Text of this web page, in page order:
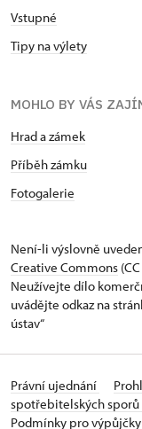
Vstupné
Tipy na výlety
MOHLO BY VÁS
Hrad a zámek
Příběh zámku
Fotogalerie
Není-li výslovně
Creative Commons
Neužívejte dílo
uvádějte odkaz na
ústav“
Právní ujednání
spotřebitelských sporů
Podmínky pro výpůjčky